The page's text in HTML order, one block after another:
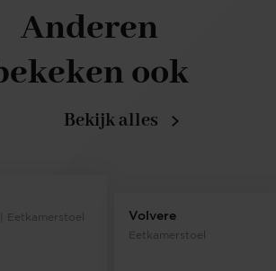
Eetkamerstoel
Volvere
Eetkamerstoel
Anderen
ook
Bekijk alles